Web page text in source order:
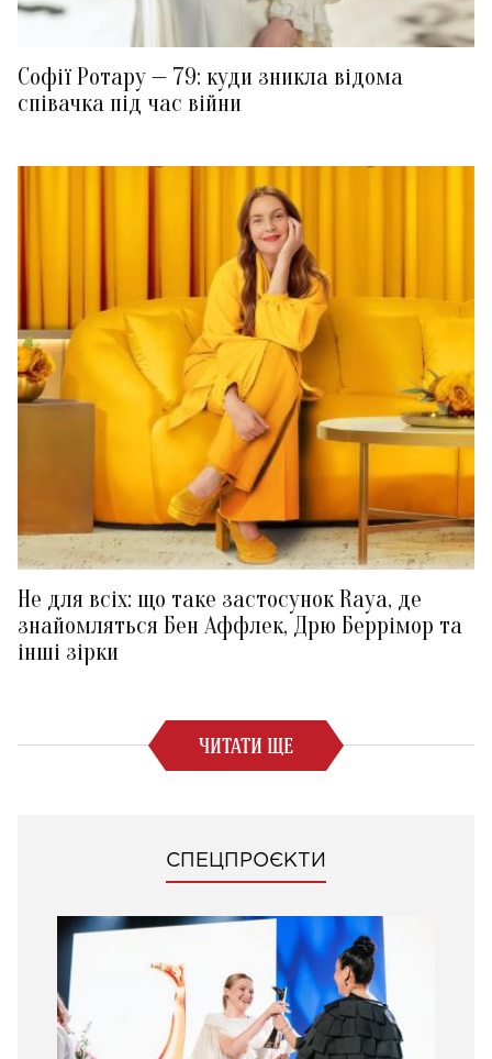
Софії Ротару — 79: куди зникла відома
співачка під час війни
Не для всіх: що таке застосунок Raya, де
знайомляться Бен Аффлек, Дрю Беррімор та
інші зірки
ЧИТАТИ ЩЕ
СПЕЦПРОЄКТИ